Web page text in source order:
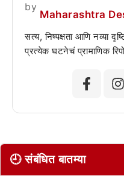
by
Maharashtra
सत्य, निष्पक्षता आणि नव्या
प्रत्येक घटनेचं प्रामाणिक
🕘 संबंधित बातम्या